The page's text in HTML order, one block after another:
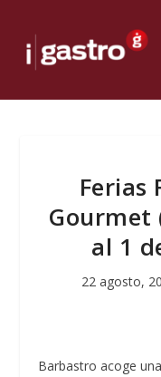
Ferias
Gourmet
al 1
22 agosto,
Barbastro acoge